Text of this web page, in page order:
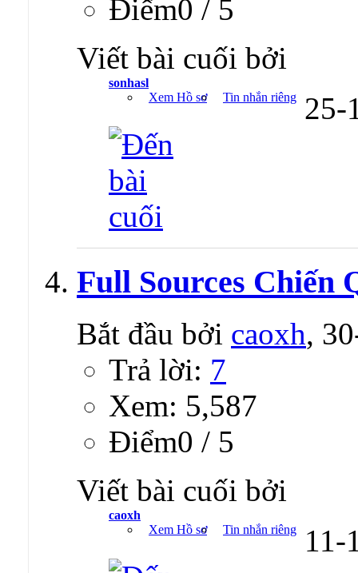
Ðiểm0 / 5
Viết bài cuối bởi
sonhasl
Xem Hồ sơ
Tin nhắn riêng 25-
Full Sources Chiến
Bắt đầu bởi caoxh,
Trả lời: 7
Xem: 5,587
Ðiểm0 / 5
Viết bài cuối bởi
caoxh
Xem Hồ sơ
Tin nhắn riêng 11-